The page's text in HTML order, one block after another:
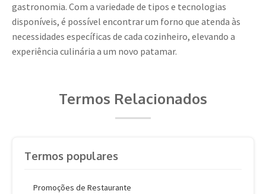
gastronomia. Com a variedade de tipos e tecnologias
disponíveis, é possível encontrar um forno que atenda às
necessidades específicas de cada cozinheiro, elevando a
experiência culinária a um novo patamar.
Termos Relacionados
Termos populares
Promoções de Restaurante